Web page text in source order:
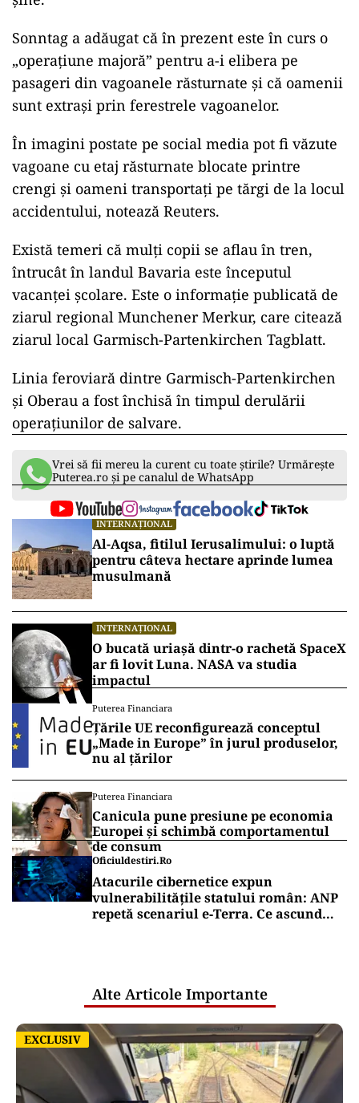
Sonntag a adăugat că în prezent este în curs o
„operaţiune majoră” pentru a-i elibera pe
pasageri din vagoanele răsturnate şi că oamenii
sunt extraşi prin ferestrele vagoanelor.
În imagini postate pe social media pot fi văzute
vagoane cu etaj răsturnate blocate printre
crengi şi oameni transportaţi pe tărgi de la locul
accidentului, notează Reuters.
Există temeri că mulţi copii se aflau în tren,
întrucât în landul Bavaria este începutul
vacanţei şcolare. Este o informaţie publicată de
ziarul regional Munchener Merkur, care citează
ziarul local Garmisch-Partenkirchen Tagblatt.
Linia feroviară dintre Garmisch-Partenkirchen
şi Oberau a fost închisă în timpul derulării
operaţiunilor de salvare.
Vrei să fii mereu la curent cu toate știrile? Urmărește
Puterea.ro și pe canalul de WhatsApp
INTERNAȚIONAL
Al-Aqsa, fitilul Ierusalimului: o luptă
pentru câteva hectare aprinde lumea
musulmană
INTERNAȚIONAL
O bucată uriașă dintr-o rachetă SpaceX
ar fi lovit Luna. NASA va studia
impactul
Puterea Financiara
Țările UE reconfigurează conceptul
„Made in Europe” în jurul produselor,
nu al țărilor
Puterea Financiara
Canicula pune presiune pe economia
Europei și schimbă comportamentul
de consum
Oficiuldestiri.ro
Atacurile cibernetice expun
vulnerabilitățile statului român: ANP
repetă scenariul e‑Terra. Ce ascund
Alte Articole Importante
EXCLUSIV
EXCLUSIV